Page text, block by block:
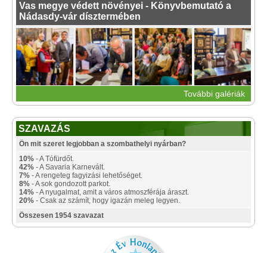
Vas megye védett növényei - Könyvbemutató a
Nádasdy-vár dísztermében
További galériák
SZAVAZÁS
Ön mit szeret legjobban a szombathelyi nyárban?
10% - A Tófürdőt.
42% - A Savaria Karnevált.
7% - A rengeteg fagyizási lehetőséget.
8% - A sok gondozott parkot.
14% - A nyugalmat, amit a város atmoszférája áraszt.
20% - Csak az számít, hogy igazán meleg legyen.
Összesen 1954 szavazat